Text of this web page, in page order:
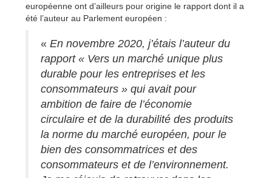
européenne ont d’ailleurs pour origine le rapport dont il a
été l’auteur au Parlement européen :
« En novembre 2020, j’étais l’auteur du
rapport « Vers un marché unique plus
durable pour les entreprises et les
consommateurs » qui avait pour
ambition de faire de l’économie
circulaire et de la durabilité des produits
la norme du marché européen, pour le
bien des consommatrices et des
consommateurs et de l’environnement.